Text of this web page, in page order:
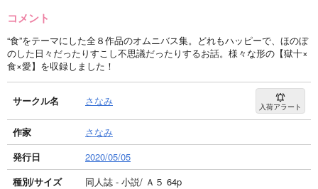
コメント
“食”をテーマにした全８作品のオムニバス集。どれもハッピーで、ほのぼ
のした日々だったりすこし不思議だったりするお話。様々な形の【獄十×
食×愛】を収録しました！
サークル名 さなみ 入荷アラート
作家
さなみ
発行日
2020/05/05
種別/サイズ
同人誌 - 小説/ Ａ５ 64p